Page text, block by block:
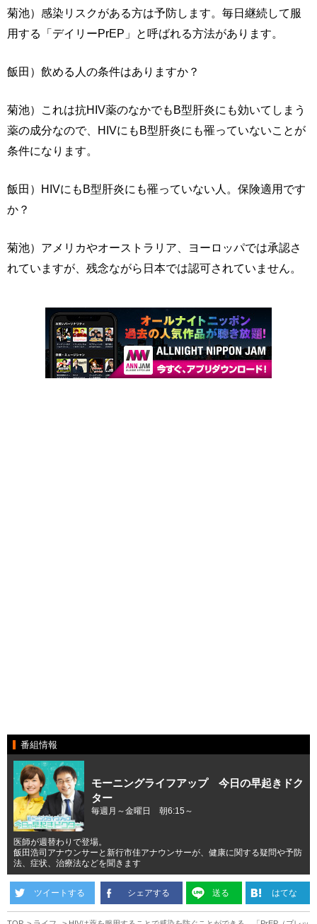
菊池）感染リスクがある方は予防します。毎日継続して服
用する「デイリーPrEP」と呼ばれる方法があります。
飯田）飲める人の条件はありますか？
菊池）これは抗HIV薬のなかでもB型肝炎にも効いてしまう
薬の成分なので、HIVにもB型肝炎にも罹っていないことが
条件になります。
飯田）HIVにもB型肝炎にも罹っていない人。保険適用です
か？
菊池）アメリカやオーストラリア、ヨーロッパでは承認さ
れていますが、残念ながら日本では認可されていません。
番組情報
モーニングライフアップ 今日の早起きドク
ター
毎週月～金曜日 朝6:15～
医師が週替わりで登場。
飯田浩司アナウンサーと新行市佳アナウンサーが、健康に関する疑問や予防
法、症状、治療法などを聞きます
ツイートする シェアする 送る はてな